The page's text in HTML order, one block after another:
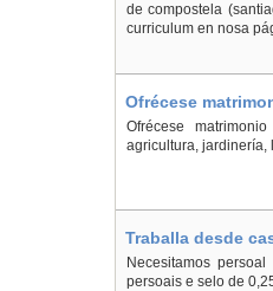
de compostela
curriculum en nosa
Ofrécese
Ofrécese
agricultura, jardinería,
Traballa desde
Necesitamos
persoais e selo de